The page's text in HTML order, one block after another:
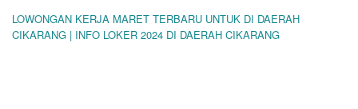
LOWONGAN KERJA MARET TERBARU UNTUK DI DAERAH
CIKARANG | INFO LOKER 2024 DI DAERAH CIKARANG